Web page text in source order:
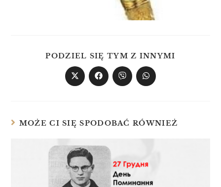
PODZIEL SIĘ TYM Z INNYMI
MOŻE CI SIĘ SPODOBAĆ RÓWNIEŻ